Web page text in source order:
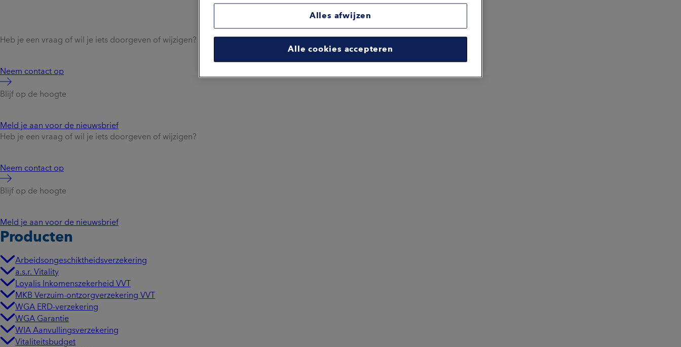
Heb je een vraag of wil je iets doorgeven of wijzigen?
Neem contact op
Blijf op de hoogte
Meld je aan voor de nieuwsbrief
Heb je een vraag of wil je iets doorgeven of wijzigen?
Neem contact op
Blijf op de hoogte
Meld je aan voor de nieuwsbrief
Producten
Arbeidsongeschiktheidsverzekering
a.s.r. Vitality
Loyalis Inkomenszekerheid VVT
MKB Verzuim-ontzorgverzekering VVT
WGA ERD-verzekering
WGA Garantie
WIA Aanvullingsverzekering
Vitaliteitsbudget
Alles afwijzen
Alle cookies accepteren